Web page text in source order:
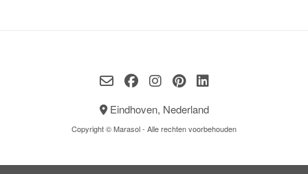
Eindhoven, Nederland
Copyright © Marasol - Alle rechten voorbehouden